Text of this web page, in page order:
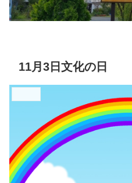
11月3日文化の日